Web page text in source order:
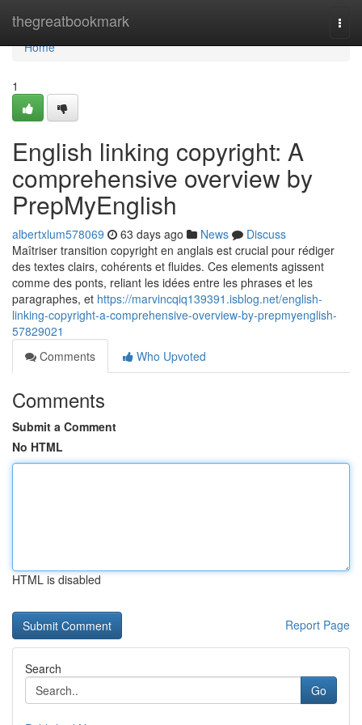
thegreatbookmark
Home
Home
1
English linking copyright: A
comprehensive overview by
PrepMyEnglish
albertxlum578069 63 days ago News
Discuss
Maîtriser transition copyright en anglais est crucial pour rédiger
des textes clairs, cohérents et fluides. Ces elements agissent
comme des ponts, reliant les idées entre les phrases et les
paragraphes, et https://marvincqiq139391.isblog.net/english-
linking-copyright-a-comprehensive-overview-by-prepmyenglish-
57829021
Comments
Who Upvoted
Comments
Submit a Comment
No HTML
HTML is disabled
Report Page
Search
Go